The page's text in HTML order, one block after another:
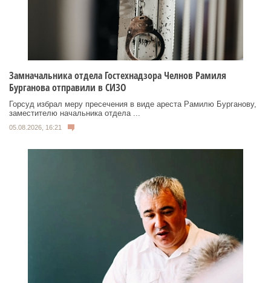
Замначальника отдела Гостехнадзора Челнов Рамиля
Бурганова отправили в СИЗО
Горсуд избрал меру пресечения в виде ареста Рамилю Бурганову,
заместителю начальника отдела ...
05.08.2026, 16:21